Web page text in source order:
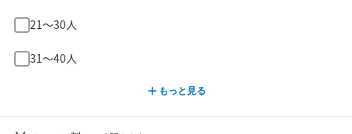
21〜30人
31〜40人
もっと見る